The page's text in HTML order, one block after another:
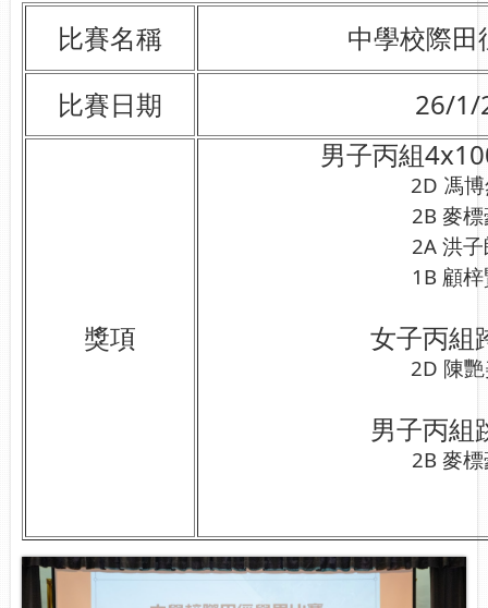
比賽名稱
中學校際
比賽日期
26/1/
獎項
男子丙組
2D 馮
2B 麥
2A 洪
1B 顧
女子丙組
2D 陳
男子丙組
2B 麥